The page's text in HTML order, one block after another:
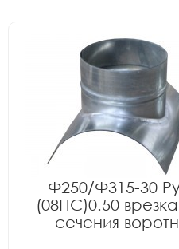
Ф250/Ф315-30
(08ПС)0.50
сечения